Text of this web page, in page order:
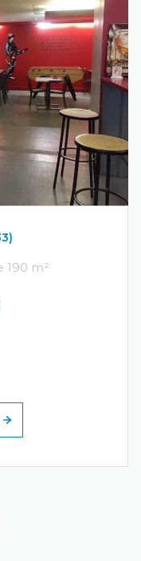
Fonds de commerce 190 m²